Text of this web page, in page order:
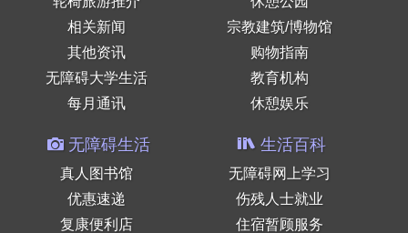
相关新闻
其他资讯
无障碍大学生活
每月通讯
宗教建筑/博物馆
购物指南
教育机构
休憩娱乐
无障碍生活
真人图书馆
优惠速递
复康便利店
生活百科
无障碍网上学习
伤残人士就业
住宿暂顾服务